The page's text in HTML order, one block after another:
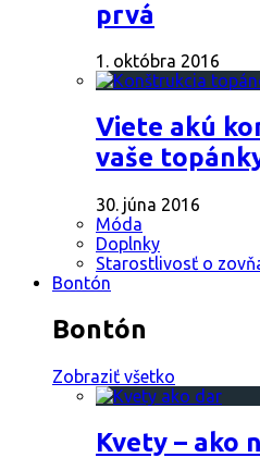
prvá
1. októbra 2016
Viete akú
vaše
30. júna 2016
Móda
Doplnky
Starostlivosť o
Bontón
Bontón
Zobraziť všetko
Kvety – ako